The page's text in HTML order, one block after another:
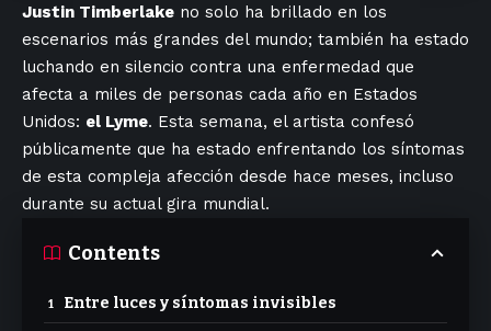
Justin Timberlake no solo ha brillado en los
escenarios más grandes del mundo; también ha estado
luchando en silencio contra una enfermedad que
afecta a miles de personas cada año en Estados
Unidos: el Lyme. Esta semana, el artista confesó
públicamente que ha estado enfrentando los síntomas
de esta compleja afección desde hace meses, incluso
durante su actual gira mundial.
Contents
Entre luces y síntomas invisibles